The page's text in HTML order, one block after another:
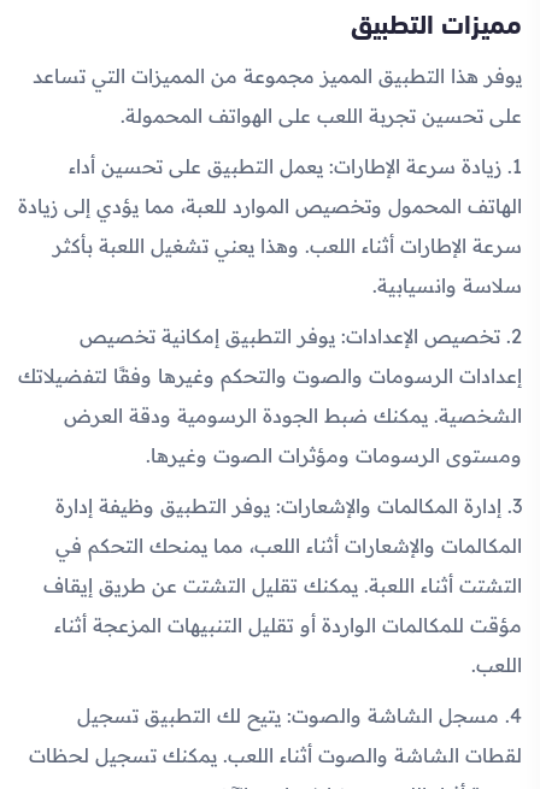
مميزات التطبيق
يوفر هذا التطبيق المميز مجموعة من المميزات التي تساعد
على تحسين تجربة اللعب على الهواتف المحمولة.
1. زيادة سرعة الإطارات: يعمل التطبيق على تحسين أداء
الهاتف المحمول وتخصيص الموارد للعبة، مما يؤدي إلى زيادة
سرعة الإطارات أثناء اللعب. وهذا يعني تشغيل اللعبة بأكثر
سلاسة وانسيابية.
2. تخصيص الإعدادات: يوفر التطبيق إمكانية تخصيص
إعدادات الرسومات والصوت والتحكم وغيرها وفقًا لتفضيلاتك
الشخصية. يمكنك ضبط الجودة الرسومية ودقة العرض
ومستوى الرسومات ومؤثرات الصوت وغيرها.
3. إدارة المكالمات والإشعارات: يوفر التطبيق وظيفة إدارة
المكالمات والإشعارات أثناء اللعب، مما يمنحك التحكم في
التشتت أثناء اللعبة. يمكنك تقليل التشتت عن طريق إيقاف
مؤقت للمكالمات الواردة أو تقليل التنبيهات المزعجة أثناء
اللعب.
4. مسجل الشاشة والصوت: يتيح لك التطبيق تسجيل
لقطات الشاشة والصوت أثناء اللعب. يمكنك تسجيل لحظات